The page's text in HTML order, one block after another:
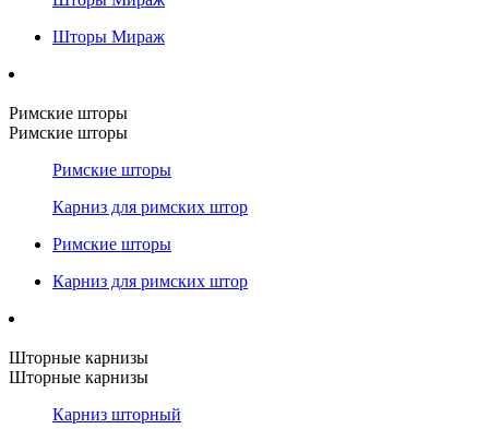
Шторы Мираж
Римские шторы
Римские шторы
Римские шторы
Карниз для римских штор
Римские шторы
Карниз для римских штор
Шторные карнизы
Шторные карнизы
Карниз шторный